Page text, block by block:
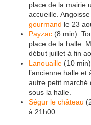
place de la mairie
accueille.
gourmand le 23
Payzac (8 min):
place de la halle.
début juillet à fin
Lanouaille (10
l’ancienne halle
autre petit marché
sous la halle.
Ségur le château
à 21h00.